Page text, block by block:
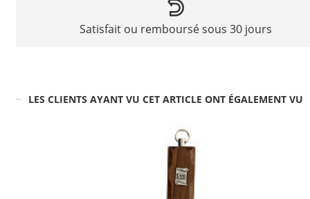
Satisfait ou remboursé sous 30 jours
LES CLIENTS AYANT VU CET ARTICLE ONT ÉGALEMENT VU